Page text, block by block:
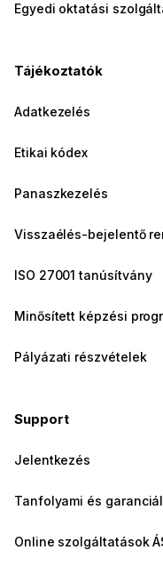
Egyedi oktatási
Tájékoztatók
Adatkezelés
Etikai kódex
Panaszkezelés
Visszaélés-bejelentő
ISO 27001 tanúsítvány
Minősített képzési
Pályázati részvételek
Support
Jelentkezés
Tanfolyami és
Online szolgáltatások